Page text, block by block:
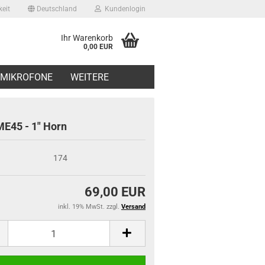
Deutschland Kundenlogin
Ihr Warenkorb
0,00 EUR
MIKROFONE WEITERE
- 1" Horn
174
69,00 EUR
inkl. 19% MwSt. zzgl. Versand